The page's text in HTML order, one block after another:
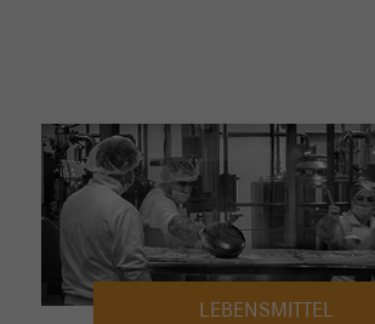
LEBENSMITTEL